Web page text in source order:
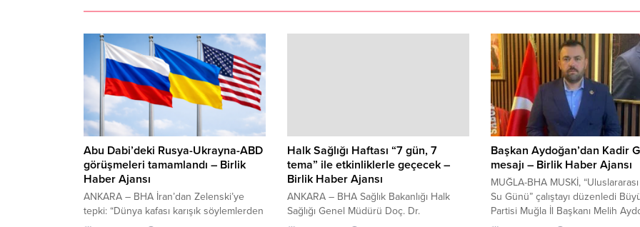
Abu Dabi’deki Rusya-Ukrayna-ABD
görüşmeleri tamamlandı – Birlik
Haber Ajansı
ANKARA – BHA İran’dan Zelenski’ye
tepki: “Dünya kafası karışık söylemlerden
Halk Sağlığı Haftası “7 gün, 7
tema” ile etkinliklerle geçecek –
Birlik Haber Ajansı
ANKARA – BHA Sağlık Bakanlığı Halk
Sağlığı Genel Müdürü Doç. Dr.
Başkan Aydoğan’dan Kadir
mesajı – Birlik Haber Ajansı
MUĞLA-BHA MUSKİ,
Su Günü” çalıştayı düzenledi
Partisi Muğla İl Başkanı Melih